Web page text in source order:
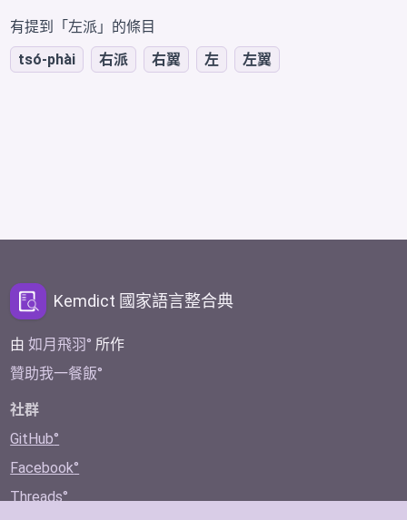
有提到「左派」的條目
tsó-phài
右派 右翼 左 左翼
Kemdict 國家語言整合典
由如月飛羽 所作
贊助我一餐飯
社群
GitHub
Facebook
Threads